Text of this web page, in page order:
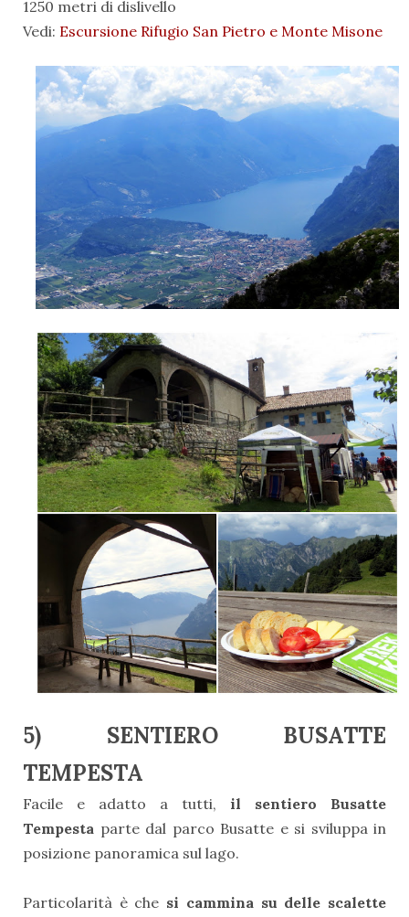
1250 metri di dislivello
Vedi: Escursione Rifugio San Pietro e Monte Misone
5) SENTIERO BUSATTE
TEMPESTA
Facile e adatto a tutti, il sentiero Busatte
Tempesta parte dal parco Busatte e si sviluppa in
posizione panoramica sul lago.
Particolarità è che si cammina su delle scalette